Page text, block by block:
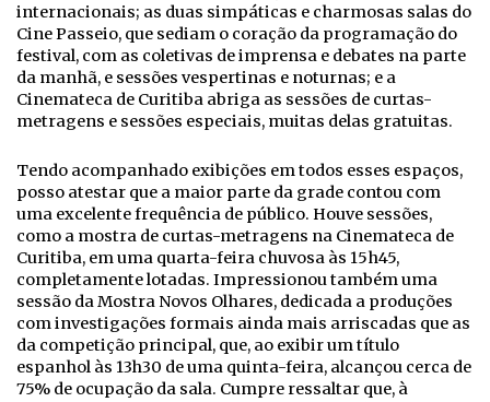
internacionais; as duas simpáticas e charmosas salas do
Cine Passeio, que sediam o coração da programação do
festival, com as coletivas de imprensa e debates na parte
da manhã, e sessões vespertinas e noturnas; e a
Cinemateca de Curitiba abriga as sessões de curtas-
metragens e sessões especiais, muitas delas gratuitas.
Tendo acompanhado exibições em todos esses espaços,
posso atestar que a maior parte da grade contou com
uma excelente frequência de público. Houve sessões,
como a mostra de curtas-metragens na Cinemateca de
Curitiba, em uma quarta-feira chuvosa às 15h45,
completamente lotadas. Impressionou também uma
sessão da Mostra Novos Olhares, dedicada a produções
com investigações formais ainda mais arriscadas que as
da competição principal, que, ao exibir um título
espanhol às 13h30 de uma quinta-feira, alcançou cerca de
75% de ocupação da sala. Cumpre ressaltar que, à